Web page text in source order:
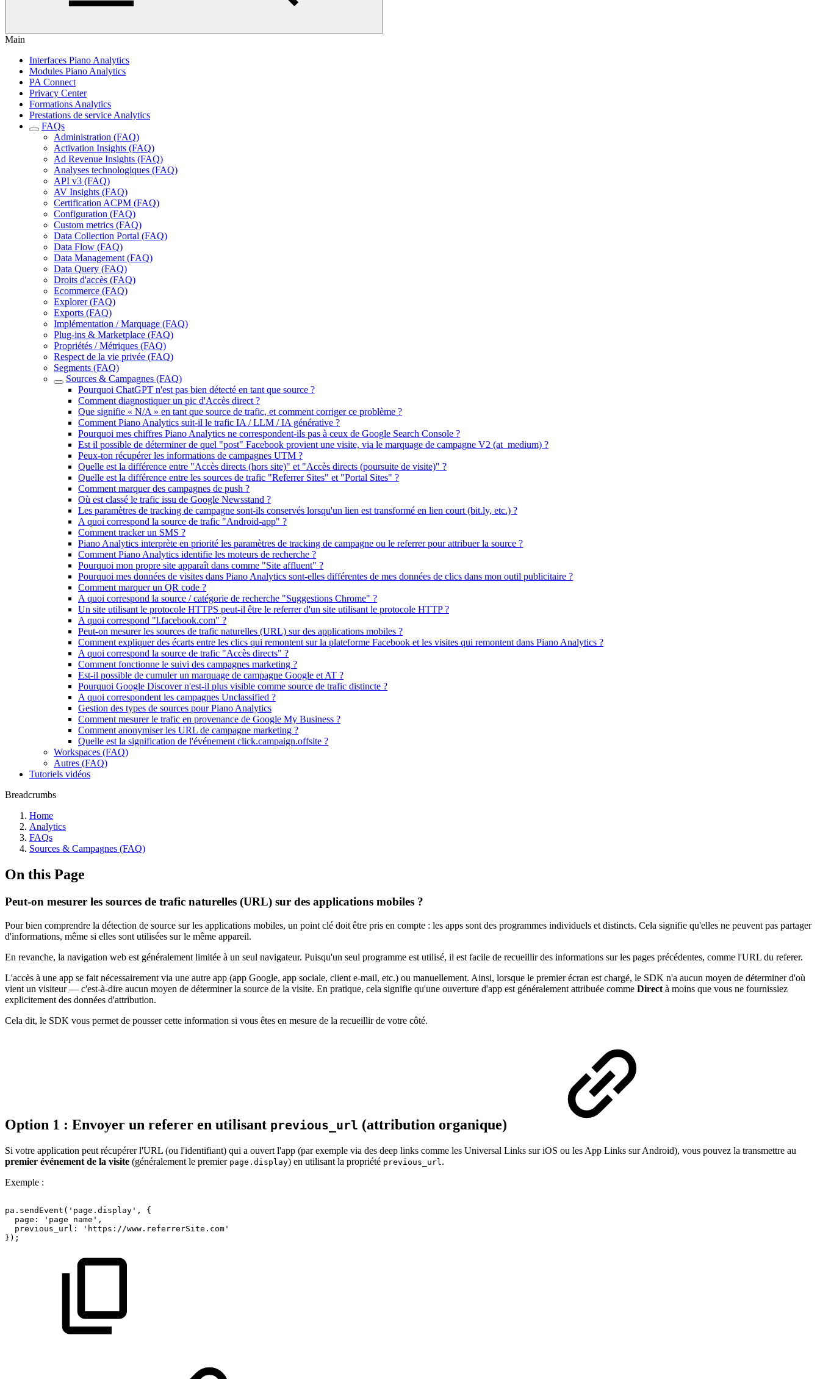
Main
Interfaces Piano Analytics
Modules Piano Analytics
PA Connect
Privacy Center
Formations Analytics
Prestations de service Analytics
FAQs
Administration (FAQ)
Activation Insights (FAQ)
Ad Revenue Insights (FAQ)
Analyses technologiques (FAQ)
API v3 (FAQ)
AV Insights (FAQ)
Certification ACPM (FAQ)
Configuration (FAQ)
Custom metrics (FAQ)
Data Collection Portal (FAQ)
Data Flow (FAQ)
Data Management (FAQ)
Data Query (FAQ)
Droits d'accès (FAQ)
Ecommerce (FAQ)
Explorer (FAQ)
Exports (FAQ)
Implémentation / Marquage (FAQ)
Plug-ins & Marketplace (FAQ)
Propriétés / Métriques (FAQ)
Respect de la vie privée (FAQ)
Segments (FAQ)
Sources & Campagnes (FAQ)
Pourquoi ChatGPT n'est pas bien détecté en tant que source ?
Comment diagnostiquer un pic d'Accès direct ?
Que signifie « N/A » en tant que source de trafic, et comment corriger ce problème ?
Comment Piano Analytics suit-il le trafic IA / LLM / IA générative ?
Pourquoi mes chiffres Piano Analytics ne correspondent-ils pas à ceux de Google Search Console ?
Est il possible de déterminer de quel "post" Facebook provient une visite, via le marquage de campagne V2 (at_medium) ?
Peux-ton récupérer les informations de campagnes UTM ?
Quelle est la différence entre "Accès directs (hors site)" et "Accès directs (poursuite de visite)" ?
Quelle est la différence entre les sources de trafic "Referrer Sites" et "Portal Sites" ?
Comment marquer des campagnes de push ?
Où est classé le trafic issu de Google Newsstand ?
Les paramètres de tracking de campagne sont-ils conservés lorsqu'un lien est transformé en lien court (bit.ly, etc.) ?
A quoi correspond la source de trafic "Android-app" ?
Comment tracker un SMS ?
Piano Analytics interprète en priorité les paramètres de tracking de campagne ou le referrer pour attribuer la source ?
Comment Piano Analytics identifie les moteurs de recherche ?
Pourquoi mon propre site apparaît dans comme "Site affluent" ?
Pourquoi mes données de visites dans Piano Analytics sont-elles différentes de mes données de clics dans mon outil publicitaire ?
Comment marquer un QR code ?
A quoi correspond la source / catégorie de recherche "Suggestions Chrome" ?
Un site utilisant le protocole HTTPS peut-il être le referrer d'un site utilisant le protocole HTTP ?
A quoi correspond "l.facebook.com" ?
Peut-on mesurer les sources de trafic naturelles (URL) sur des applications mobiles ?
Comment expliquer des écarts entre les clics qui remontent sur la plateforme Facebook et les visites qui remontent dans Piano Analytics ?
A quoi correspond la source de trafic "Accès directs" ?
Comment fonctionne le suivi des campagnes marketing ?
Est-il possible de cumuler un marquage de campagne Google et AT ?
Pourquoi Google Discover n'est-il plus visible comme source de trafic distincte ?
A quoi correspondent les campagnes Unclassified ?
Gestion des types de sources pour Piano Analytics
Comment mesurer le trafic en provenance de Google My Business ?
Comment anonymiser les URL de campagne marketing ?
Quelle est la signification de l'événement click.campaign.offsite ?
Workspaces (FAQ)
Autres (FAQ)
Tutoriels vidéos
Breadcrumbs
Home
Analytics
FAQs
Sources & Campagnes (FAQ)
On this Page
Peut-on mesurer les sources de trafic naturelles (URL) sur des applications mobiles ?
Pour bien comprendre la détection de source sur les applications mobiles, un point clé doit être pris en compte : les apps sont des programmes individuels et distincts. Cela signifie qu'elles ne peuvent pas partager
d'informations, même si elles sont utilisées sur le même appareil.
En revanche, la navigation web est généralement limitée à un seul navigateur. Puisqu'un seul programme est utilisé, il est facile de recueillir des informations sur les pages précédentes, comme l'URL du referer.
L'accès à une app se fait nécessairement via une autre app (app Google, app sociale, client e-mail, etc.) ou manuellement. Ainsi, lorsque le premier écran est chargé, le SDK n'a aucun moyen de déterminer d'où
vient un visiteur — c'est-à-dire aucun moyen de déterminer la source de la visite. En pratique, cela signifie qu'une ouverture d'app est généralement attribuée comme Direct à moins que vous ne fournissiez
explicitement des données d'attribution.
Cela dit, le SDK vous permet de pousser cette information si vous êtes en mesure de la recueillir de votre côté.
Option 1 : Envoyer un referer en utilisant previous_url (attribution organique)
Si votre application peut récupérer l'URL (ou l'identifiant) qui a ouvert l'app (par exemple via des deep links comme les Universal Links sur iOS ou les App Links sur Android), vous pouvez la transmettre au
premier événement de la visite (généralement le premier page.display) en utilisant la propriété previous_url.
Exemple :
pa.sendEvent('page.display',
{
page:
'page
name',
previous_url:
'https://www.referrerSite.com'
});